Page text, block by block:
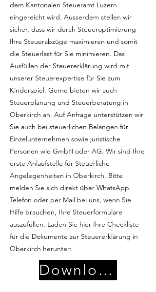
dem Kantonalen Steueramt Luzern
eingereicht wird. Ausserdem stellen wir
sicher, dass wir durch Steueroptimierung
Ihre Steuerabzüge maximieren und somit
die Steuerlast für Sie minimieren. Das
Ausfüllen der Steuererklärung wird mit
unserer Steuerexpertise für Sie zum
Kinderspiel. Gerne bieten wir auch
Steuerplanung und Steuerberatung in
Oberkirch an. Auf Anfrage unterstützen wir
Sie auch bei steuerlichen Belangen für
Einzelunternehmen sowie juristische
Personen wie GmbH oder AG. Wir sind Ihre
erste Anlaufstelle für Steuerliche
Angelegenheiten in Oberkirch. Bitte
melden Sie sich direkt über WhatsApp,
Telefon oder per Mail bei uns, wenn Sie
Hilfe brauchen, Ihre Steuerformulare
auszufüllen. Laden Sie hier Ihre Checkliste
für die Dokumente zur Steuererklärung in
Oberkirch herunter:
Download